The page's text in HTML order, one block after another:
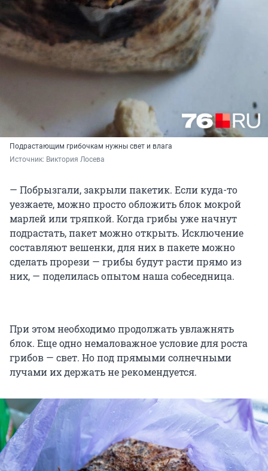
Подрастающим грибочкам нужны свет и влага
Источник: Виктория Лосева
— Побрызгали, закрыли пакетик. Если куда-то
уезжаете, можно просто обложить блок мокрой
марлей или тряпкой. Когда грибы уже начнут
подрастать, пакет можно открыть. Исключение
составляют вешенки, для них в пакете можно
сделать прорези — грибы будут расти прямо из
них, — поделилась опытом наша собеседница.
При этом необходимо продолжать увлажнять
блок. Еще одно немаловажное условие для роста
грибов — свет. Но под прямыми солнечными
лучами их держать не рекомендуется.